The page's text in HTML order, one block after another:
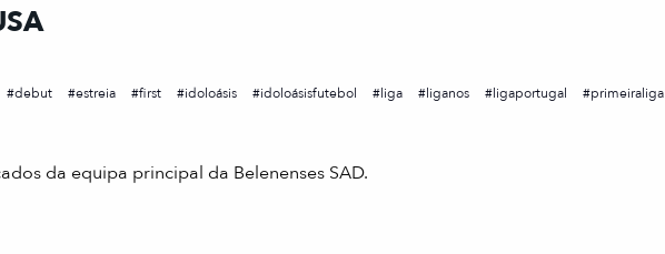
debut estreia first idoloásis idoloásisfutebol liga liganos ligaportugal
primeiraliga
da equipa principal da Belenenses SAD.